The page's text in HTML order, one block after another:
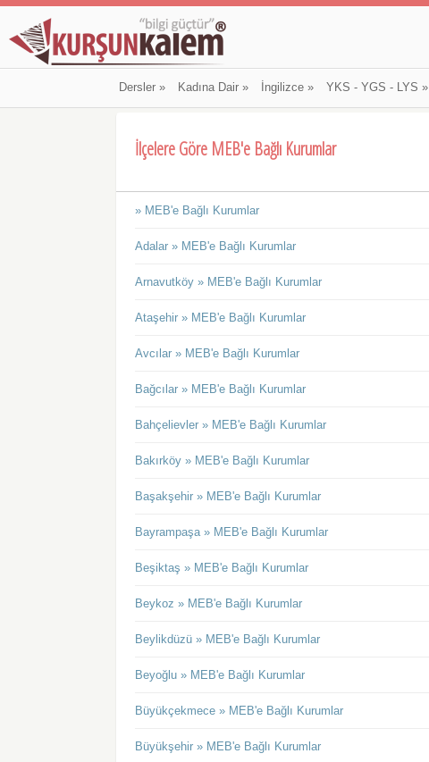
Dersler» Kadına Dair» İngilizce» YKS - YGS - LYS »
İlçelere Göre MEB'e Bağlı Kurumlar
» MEB'e Bağlı Kurumlar
Adalar » MEB'e Bağlı Kurumlar
Arnavutköy » MEB'e Bağlı Kurumlar
Ataşehir » MEB'e Bağlı Kurumlar
Avcılar » MEB'e Bağlı Kurumlar
Bağcılar » MEB'e Bağlı Kurumlar
Bahçelievler » MEB'e Bağlı Kurumlar
Bakırköy » MEB'e Bağlı Kurumlar
Başakşehir » MEB'e Bağlı Kurumlar
Bayrampaşa » MEB'e Bağlı Kurumlar
Beşiktaş » MEB'e Bağlı Kurumlar
Beykoz » MEB'e Bağlı Kurumlar
Beylikdüzü » MEB'e Bağlı Kurumlar
Beyoğlu » MEB'e Bağlı Kurumlar
Büyükçekmece » MEB'e Bağlı Kurumlar
Büyükşehir » MEB'e Bağlı Kurumlar